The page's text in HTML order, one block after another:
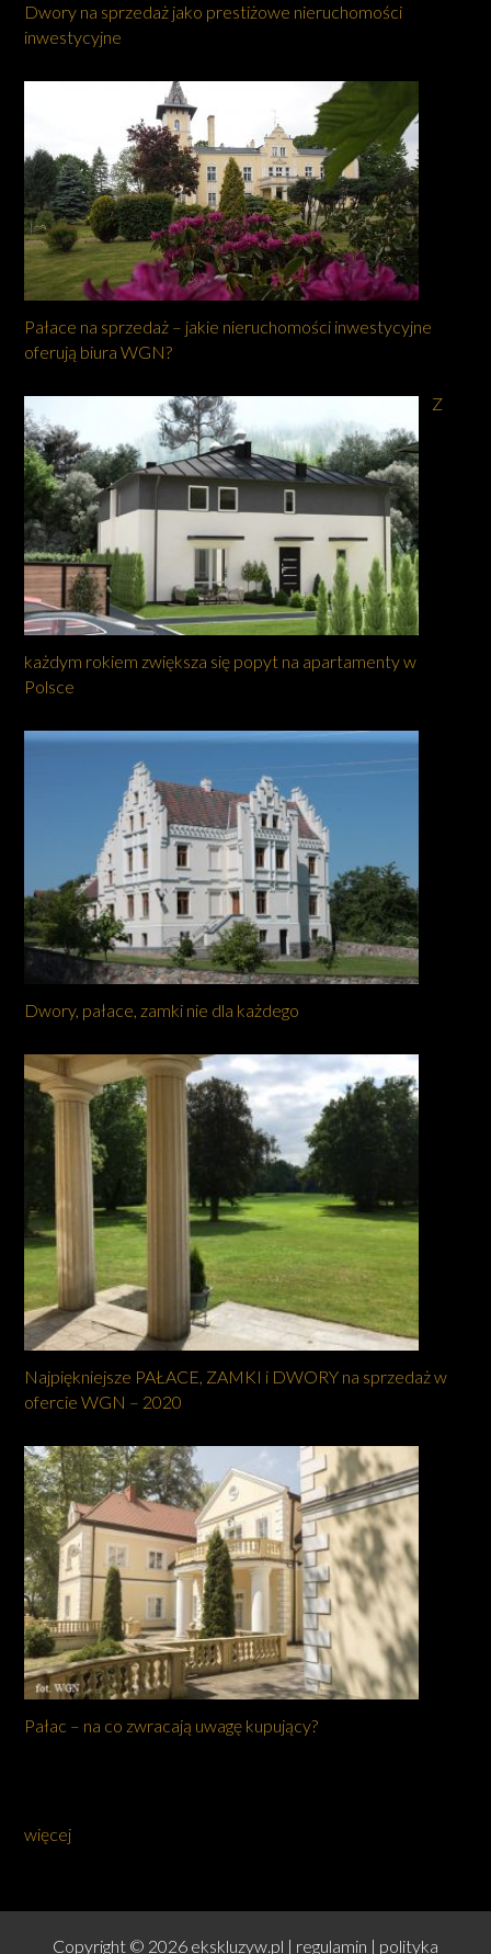
Dwory na sprzedaż jako prestiżowe nieruchomości
inwestycyjne
Pałace na sprzedaż – jakie nieruchomości inwestycyjne
oferują biura WGN?
Z
każdym rokiem zwiększa się popyt na apartamenty w
Polsce
Dwory, pałace, zamki nie dla każdego
Najpiękniejsze PAŁACE, ZAMKI i DWORY na sprzedaż w
ofercie WGN – 2020
Pałac – na co zwracają uwagę kupujący?
więcej
Copyright © 2026 ekskluzyw.pl | regulamin | polityka